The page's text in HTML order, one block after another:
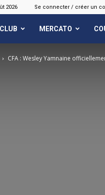
2026 Se connecter / créer un
CLUB MERCATO
CFA : Wesley Yamnaine